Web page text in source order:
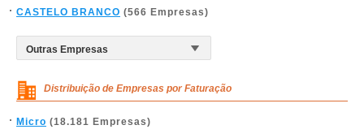
CASTELO BRANCO (566 Empresas)
Distribuição de Empresas por Faturação
Micro (18.181 Empresas)